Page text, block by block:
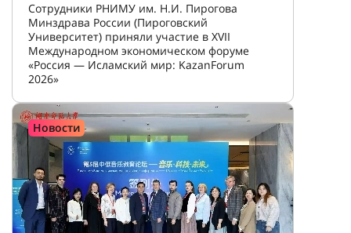
Сотрудники РНИМУ им. Н.И. Пирогова
Минздрава России (Пироговский
Университет) приняли участие в XVII
Международном экономическом форуме
«Россия — Исламский мир: KazanForum
2026»
Новости